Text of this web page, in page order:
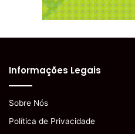
Informações Legais
Sobre Nós
Política de Privacidade